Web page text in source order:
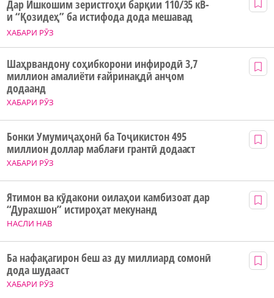
ХАБАРИ РӮЗ
Дар Ишкошим зеристгоҳи барқии 110/35 кВ-
и “Қозидеҳ” ба истифода дода мешавад
ХАБАРИ РӮЗ
Шаҳрвандону соҳибкорони инфиродӣ 3,7
миллион амалиёти ғайринақдӣ анҷом
додаанд
ХАБАРИ РӮЗ
Бонки Умумиҷаҳонӣ ба Тоҷикистон 495
миллион доллар маблағи грантӣ додааст
НАСЛИ НАВ
Ятимон ва кӯдакони оилаҳои камбизоат дар
“Дурахшон” истироҳат мекунанд
ХАБАРИ РӮЗ
Ба нафақагирон беш аз ду миллиард сомонӣ
дода шудааст